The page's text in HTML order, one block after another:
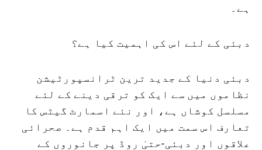
ہے۔
دبئی کے لئے اس کی اہمیت کیا ہے؟
دبئی دنیا کے جدید ترین ٹرانسپورٹیشن
نظاموں میں سے ایک کو ترقی دینے کے لئے
مسلسل کوشاں ہے، اور نئے اسمارٹ گیٹس کا
تعارف اس سمت میں ایک اہم قدم ہے۔ صحرائی
علاقوں اور دبئی-حتیٰ روڈ پر جانوروں کے